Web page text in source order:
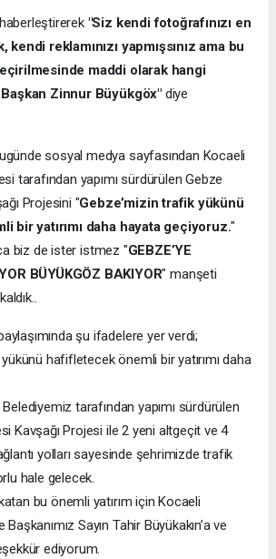
"Siz kendi fotoğrafınızı en
reklamınızı yapmışsınız ama bu
maddi olarak hangi
Başkan Zinnur Büyükgöx" diye
sosyal medya sayfasından Kocaeli
tarafından yapımı sürdürülen Gebze
Projesini "Gebze’mizin trafik yükünü
bir yatırımı daha hayata geçiyoruz."
biz de ister istmez "GEBZE’YE
BÜYÜKGÖZ BAKIYOR" manşeti
şu ifadelere yer verdi;
hafifletecek önemli bir yatırımı daha
tarafından yapımı sürdürülen
Kavşağı Projesi ile 2 yeni altgeçit ve 4
yolları sayesinde şehrimizde trafik
hale gelecek.
bu önemli yatırım için Kocaeli
Sayın Tahir Büyükakın’a ve
ediyorum.